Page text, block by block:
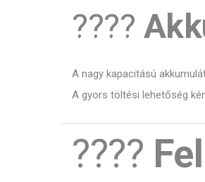
????
A nagy kapacitású
A gyors töltési lehetőség
????